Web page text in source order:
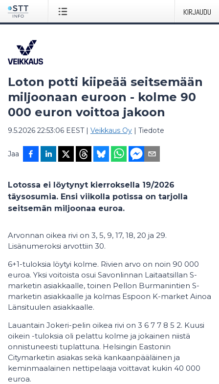
KIRJAUDU
Loton potti kiipeää seitsemään
miljoonaan euroon - kolme 90
000 euron voittoa jakoon
9.5.2026 22:53:06 EEST| Veikkaus Oy | Tiedote
Jaa
Lotossa ei löytynyt kierroksella 19/2026
täysosumia. Ensi viikolla potissa on tarjolla
seitsemän miljoonaa euroa.
Arvonnan oikea rivi on 3, 5, 9, 17, 18, 20 ja 29.
Lisänumeroksi arvottiin 30.
6+1-tuloksia löytyi kolme. Rivien arvo on noin 90 000
euroa. Yksi voitoista osui Savonlinnan Laitaatsillan S-
marketin asiakkaalle, toinen Pellon Burmanintien S-
marketin asiakkaalle ja kolmas Espoon K-market Ainoa
Länsituulen asiakkaalle.
Lauantain Jokeri-pelin oikea rivi on 3 6 7 7 8 5 2. Kuusi
oikein -tuloksia oli pelattu kolme ja jokainen niistä
onnistuneesti tuplattuna. Helsingin Eastonin
Citymarketin asiakas sekä kankaanpääläinen ja
keminmaalainen nettipelaaja voittavat kukin 40 000
euroa.